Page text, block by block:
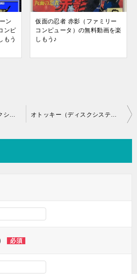
ン
ンピ
もう
仮面の忍者 赤影（ファミリー
コンピュータ）の無料動画を楽
しもう♪
とびだせ大作戦（ディスクシステム）の無料動画を楽しもう♪ オトッキー（ディスクシステム）の無料動画を楽しもう♪
必須